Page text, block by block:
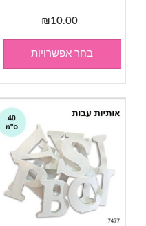
₪10.00
בחר אפשרויות